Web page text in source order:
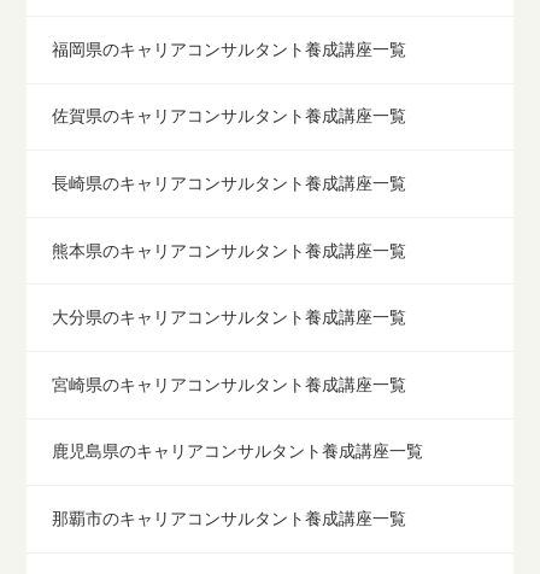
福岡県のキャリアコンサルタント養成講座一覧
佐賀県のキャリアコンサルタント養成講座一覧
長崎県のキャリアコンサルタント養成講座一覧
熊本県のキャリアコンサルタント養成講座一覧
大分県のキャリアコンサルタント養成講座一覧
宮崎県のキャリアコンサルタント養成講座一覧
鹿児島県のキャリアコンサルタント養成講座一覧
那覇市のキャリアコンサルタント養成講座一覧